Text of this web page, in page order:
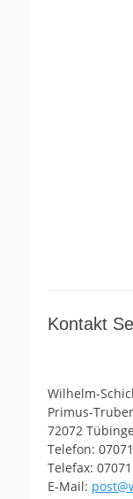
Kontakt
Wilhelm-
Primus-
72072
Telefon:
Telefax:
E-Mail: